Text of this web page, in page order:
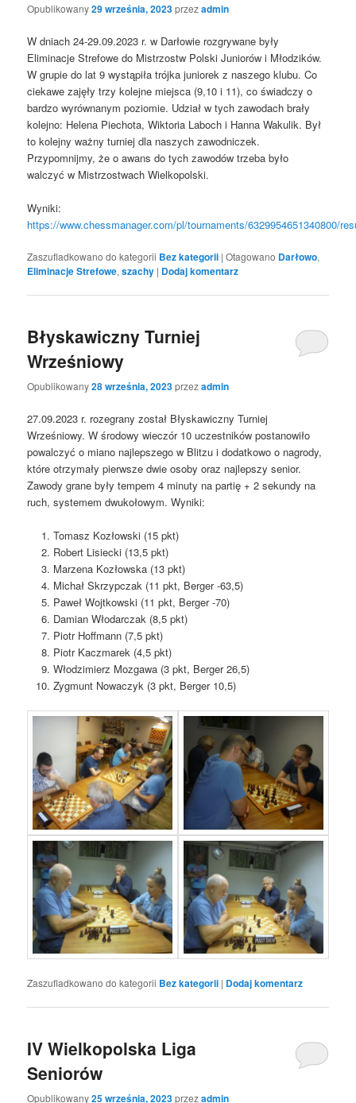
Opublikowany29 września, 2023przezadmin
W dniach 24-29.09.2023 r. w Darłowie rozgrywane były
Eliminacje Strefowe do Mistrzostw Polski Juniorów i Młodzików.
W grupie do lat 9 wystąpiła trójka juniorek z naszego klubu. Co
ciekawe zajęły trzy kolejne miejsca (9,10 i 11), co świadczy o
bardzo wyrównanym poziomie. Udział w tych zawodach brały
kolejno: Helena Piechota, Wiktoria Laboch i Hanna Wakulik. Był
to kolejny ważny turniej dla naszych zawodniczek.
Przypomnijmy, że o awans do tych zawodów trzeba było
walczyć w Mistrzostwach Wielkopolski.
Wyniki:
https://www.chessmanager.com/pl/tournaments/6329954651340800/
Zaszufladkowano do kategorii Bez kategorii |Otagowano Darłowo,
Eliminacje Strefowe,szachy | Dodaj komentarz
Błyskawiczny Turniej
Wrześniowy
Opublikowany28 września, 2023przezadmin
27.09.2023 r. rozegrany został Błyskawiczny Turniej
Wrześniowy. W środowy wieczór 10 uczestników postanowiło
powalczyć o miano najlepszego w Blitzu i dodatkowo o nagrody,
które otrzymały pierwsze dwie osoby oraz najlepszy senior.
Zawody grane były tempem 4 minuty na partię + 2 sekundy na
ruch, systemem dwukołowym. Wyniki:
Tomasz Kozłowski (15 pkt)
Robert Lisiecki (13,5 pkt)
Marzena Kozłowska (13 pkt)
Michał Skrzypczak (11 pkt, Berger -63,5)
Paweł Wojtkowski (11 pkt, Berger -70)
Damian Włodarczak (8,5 pkt)
Piotr Hoffmann (7,5 pkt)
Piotr Kaczmarek (4,5 pkt)
Włodzimierz Mozgawa (3 pkt, Berger 26,5)
Zygmunt Nowaczyk (3 pkt, Berger 10,5)
Zaszufladkowano do kategorii Bez kategorii | Dodaj komentarz
IV Wielkopolska Liga
Seniorów
Opublikowany25 września, 2023przezadmin